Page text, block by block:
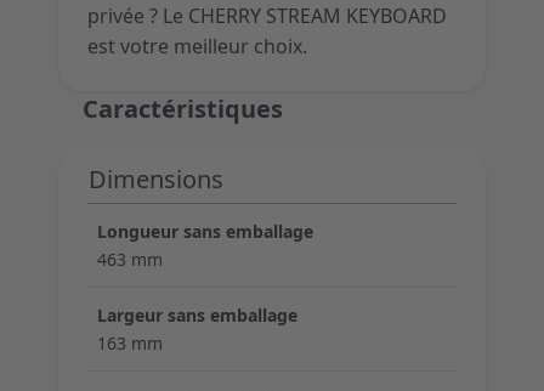
privée ? Le CHERRY STREAM KEYBOARD
est votre meilleur choix.
Caractéristiques
Dimensions
Longueur sans emballage
463 mm
Largeur sans emballage
163 mm